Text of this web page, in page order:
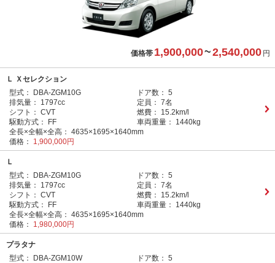
価格帯 1,900,000~2,540,000 円
Ｌ Ｘセレクション
型式：
DBA-ZGM10G ドア数： 5
排気量：
1797cc 定員： 7名
シフト： CVT 燃費：
15.2km/l
駆動方式：
FF 車両重量：
1440kg
全長×全幅×全高： 4635×1695×1640mm
価格：
1,900,000円
Ｌ
型式：
DBA-ZGM10G ドア数： 5
排気量：
1797cc 定員： 7名
シフト： CVT 燃費：
15.2km/l
駆動方式：
FF 車両重量：
1440kg
全長×全幅×全高： 4635×1695×1640mm
価格：
1,980,000円
プラタナ
型式：
DBA-ZGM10W ドア数： 5